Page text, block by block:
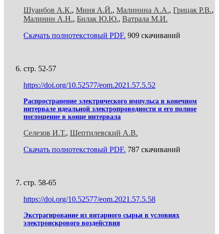
Шуаибов А.К., Миня А.Й., Малинина А.А., Грицак Р.В.,
Малинин А.Н., Билак Ю.Ю., Ватрала М.И.
Скачать полнотекстовый PDF. 909 скачиваний
стр. 52-57
https://doi.org/10.52577/eom.2021.57.5.52
Распространение электрического импульса в конечном
интервале идеальной электропроводности и его полное
поглощение в конце интервала
Селезов И.Т., Шептилевский А.В.
Скачать полнотекстовый PDF. 787 скачиваний
стр. 58-65
https://doi.org/10.52577/eom.2021.57.5.58
Экстрагирование из янтарного сырья в условиях
электроискрового воздействия